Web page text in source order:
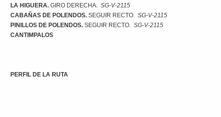
LA HIGUERA. GIRO DERECHA.
SG-V-2115
CABAÑAS DE POLENDOS. SEGUIR RECTO.
SG-V-2115
PINILLOS DE POLENDOS. SEGUIR RECTO.
SG-V-2115
CANTIMPALOS
PERFIL DE LA RUTA